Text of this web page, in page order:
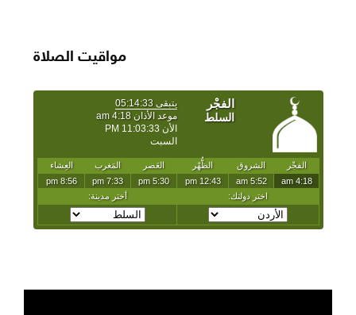
مواقيت الصلاة